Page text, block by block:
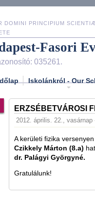
DOMINI PRINCIPIUM
Fasori
035261.
Iskolánkról - Our
ERZSÉBETVÁROSI
2012. április. 22., vasárnap
A kerületi fizika
Czikkely Márton (8.a)
dr. Palágyi Györgyné.
Gratulálunk!